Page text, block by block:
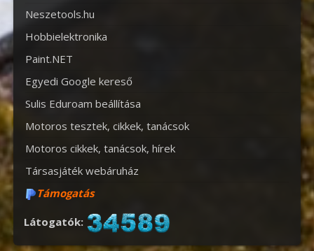
Neszetools.hu
Hobbielektronika
Paint.NET
Egyedi Google kereső
Sulis Eduroam beállítása
Motoros tesztek, cikkek, tanácsok
Motoros cikkek, tanácsok, hírek
Társasjáték webáruház
Támogatás
Látogatók: